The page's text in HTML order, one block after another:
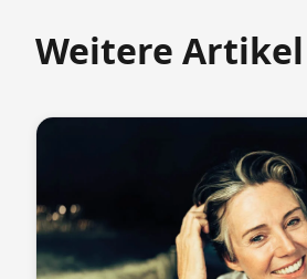
Weitere